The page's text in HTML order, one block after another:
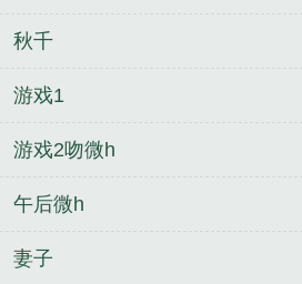
秋千
游戏1
游戏2吻微h
午后微h
妻子